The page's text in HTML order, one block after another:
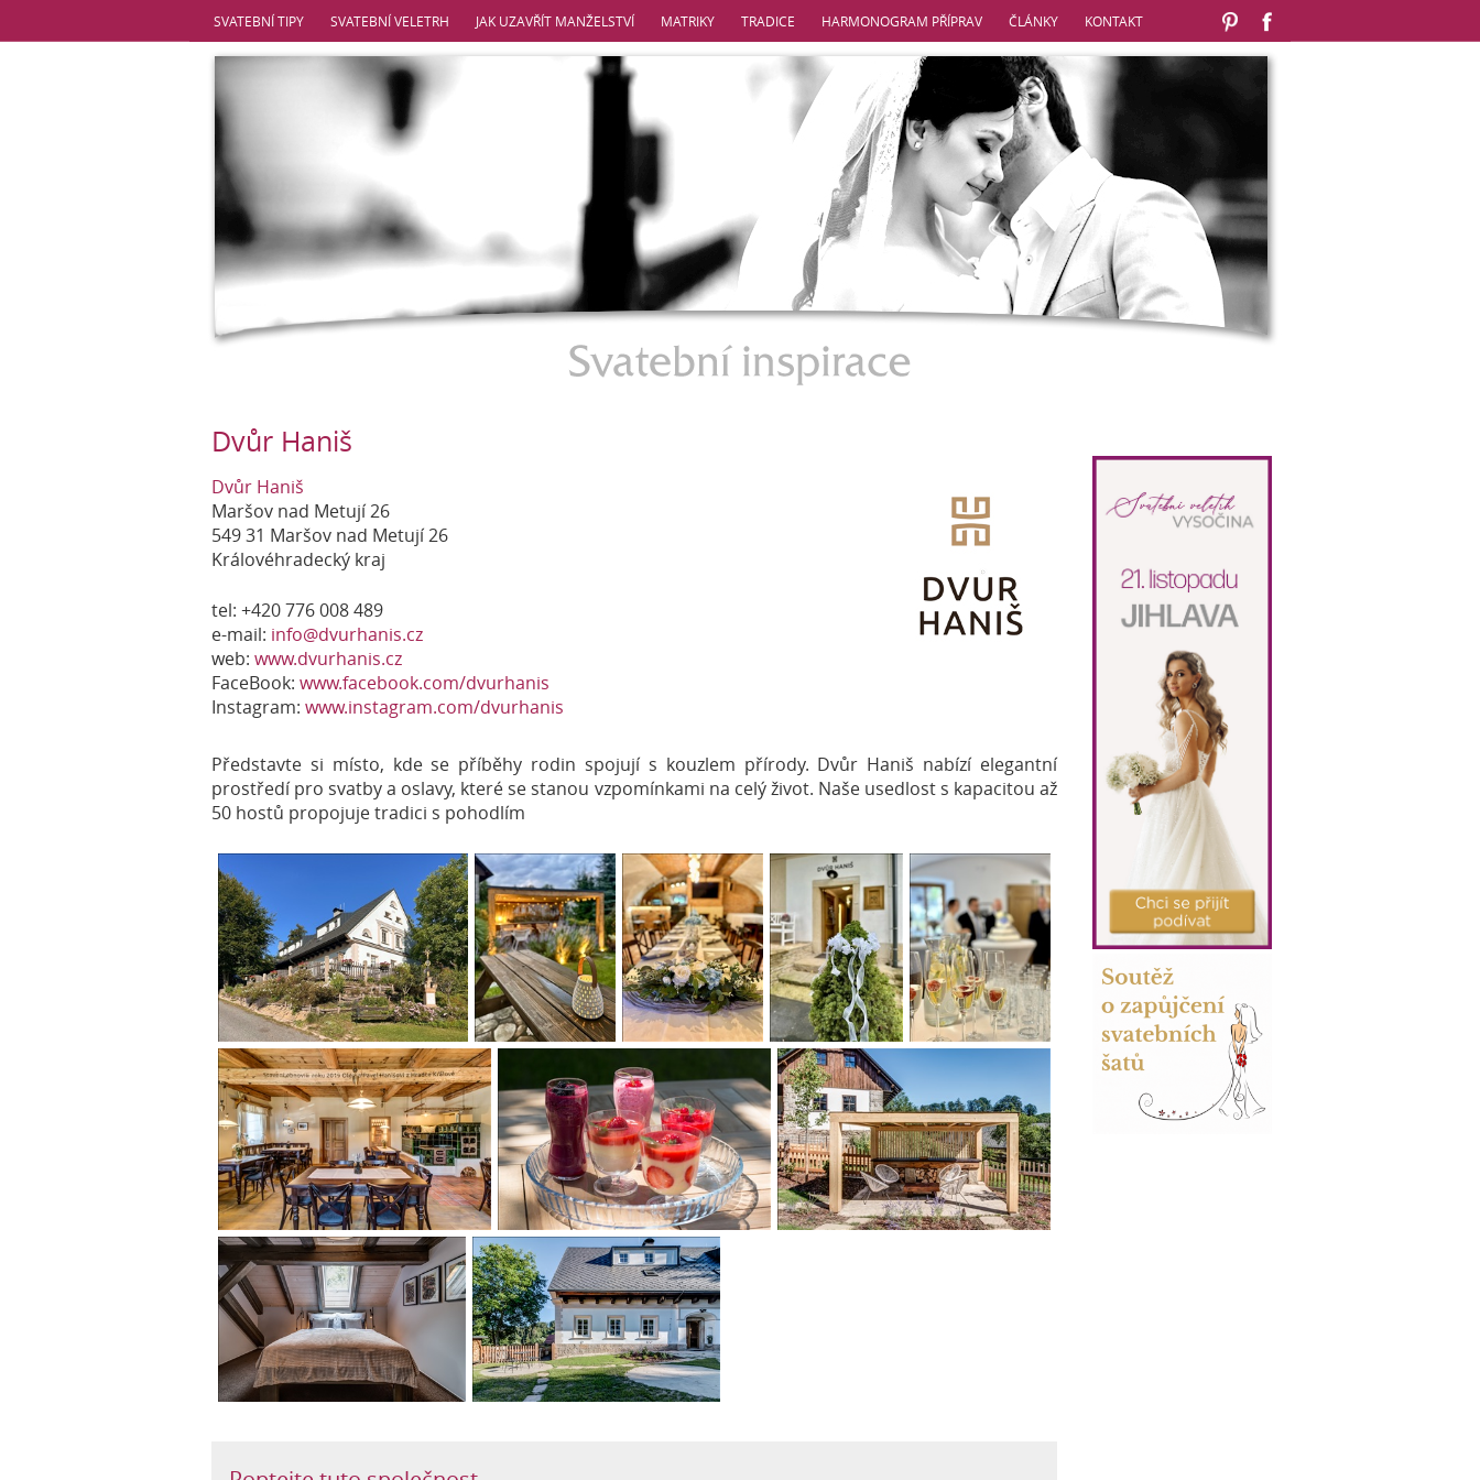
SVATEBNÍ TIPY SVATEBNÍ VELETRH JAK UZAVŘÍT MANŽELSTVÍ MATRIKY TRADICE HARMONOGRAM PŘÍPRAV ČLÁNKY KONTAKT
Dvůr Haniš
Dvůr Haniš
Maršov nad Metují 26
549 31 Maršov nad Metují 26
Královéhradecký kraj
tel: +420 776 008 489
e-mail: info@dvurhanis.cz
web: www.dvurhanis.cz
FaceBook: www.facebook.com/dvurhanis
Instagram: www.instagram.com/dvurhanis
Představte si místo, kde se příběhy rodin spojují s kouzlem přírody. Dvůr Haniš nabízí elegantní
prostředí pro svatby a oslavy, které se stanou vzpomínkami na celý život. Naše usedlost s kapacitou až
50 hostů propojuje tradici s pohodlím